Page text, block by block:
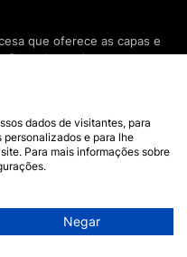
que oferece as capas e
Descubra todas as nossas
de ecrã e acessórios
ou relógio conectado.
todos os dias para lhe
Mais de 600.000 clientes
na Dealy. Se tiver
disponível 7 dias por
de Compra
dados de visitantes, para
personalizados e para lhe
Para mais informações sobre
Negar